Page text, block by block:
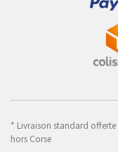
* Livraison standard
hors Corse